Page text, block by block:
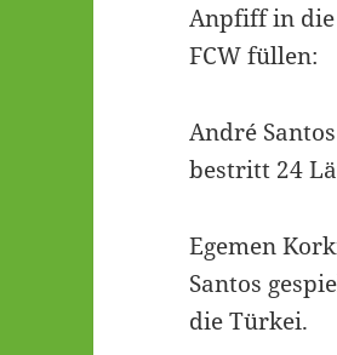
Anpfiff in die
FCW füllen:
André
bestritt 24
Egemen
Santos
die Türkei.